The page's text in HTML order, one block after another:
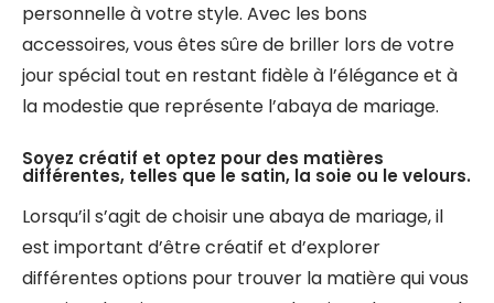
personnelle à votre style. Avec les bons
accessoires, vous êtes sûre de briller lors de votre
jour spécial tout en restant fidèle à l’élégance et à
la modestie que représente l’abaya de mariage.
Soyez créatif et optez pour des matières
différentes, telles que le satin, la soie ou le velours.
Lorsqu’il s’agit de choisir une abaya de mariage, il
est important d’être créatif et d’explorer
différentes options pour trouver la matière qui vous